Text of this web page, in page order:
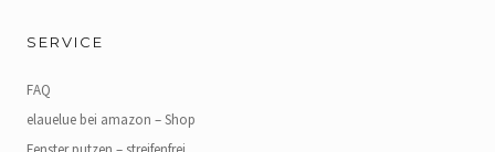
SERVICE
FAQ
elauelue bei amazon – Shop